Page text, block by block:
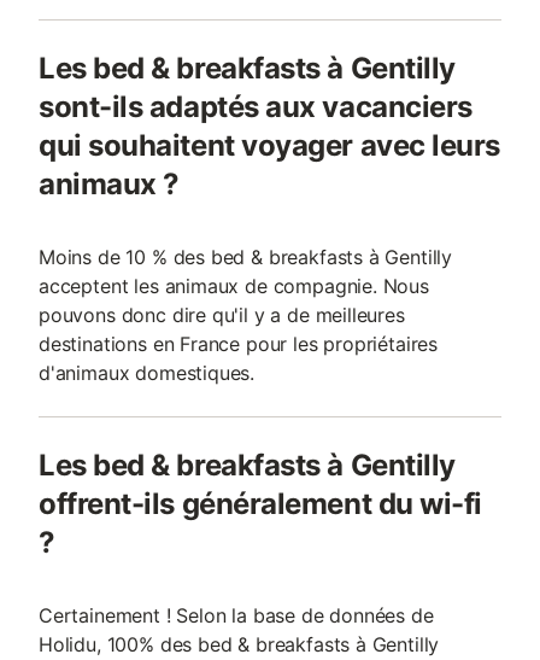
Les bed & breakfasts à Gentilly
sont-ils adaptés aux vacanciers
qui souhaitent voyager avec leurs
animaux ?
Moins de 10 % des bed & breakfasts à Gentilly
acceptent les animaux de compagnie. Nous
pouvons donc dire qu'il y a de meilleures
destinations en France pour les propriétaires
d'animaux domestiques.
Les bed & breakfasts à Gentilly
offrent-ils généralement du wi-fi
?
Certainement ! Selon la base de données de
Holidu, 100% des bed & breakfasts à Gentilly